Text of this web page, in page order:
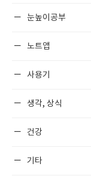
눈높이공부
노트앱
사용기
생각, 상식
건강
기타